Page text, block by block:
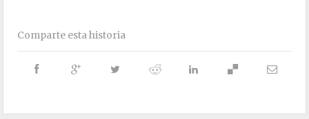
Comparte esta historia